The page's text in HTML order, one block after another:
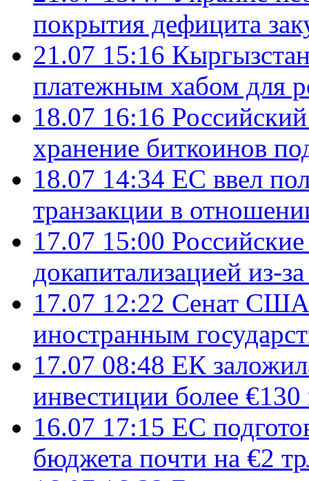
покрытия дефицита
21.07 15:16
платежным хабом для
18.07 16:16
хранение биткоинов
18.07 14:34 ЕС ввел
транзакции в
17.07 15:00
докапитализацией из-
17.07 12:22 Сенат США
иностранным
17.07 08:48 ЕК
инвестиции более
16.07 17:15 ЕС
бюджета почти на €2